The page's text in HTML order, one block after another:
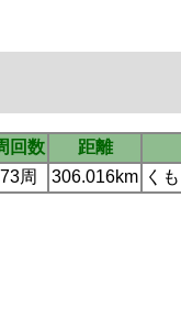
回数
距離
73周 306.016km く